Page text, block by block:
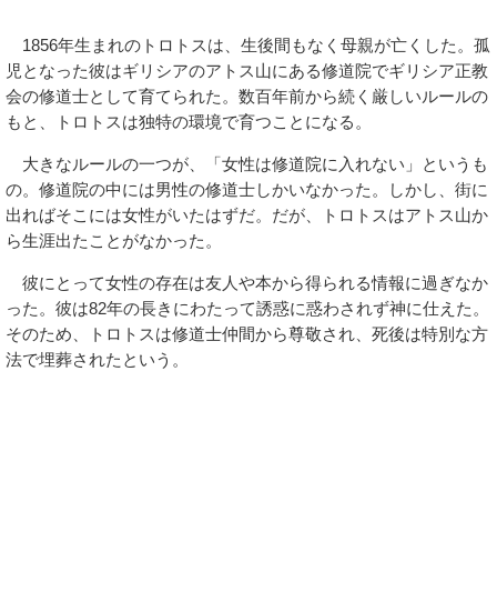
1856年生まれのトロトスは、生後間もなく母親が亡くした。孤
児となった彼はギリシアのアトス山にある修道院でギリシア正教
会の修道士として育てられた。数百年前から続く厳しいルールの
もと、トロトスは独特の環境で育つことになる。
大きなルールの一つが、「女性は修道院に入れない」というも
の。修道院の中には男性の修道士しかいなかった。しかし、街に
出ればそこには女性がいたはずだ。だが、トロトスはアトス山か
ら生涯出たことがなかった。
彼にとって女性の存在は友人や本から得られる情報に過ぎなか
った。彼は82年の長きにわたって誘惑に惑わされず神に仕えた。
そのため、トロトスは修道士仲間から尊敬され、死後は特別な方
法で埋葬されたという。